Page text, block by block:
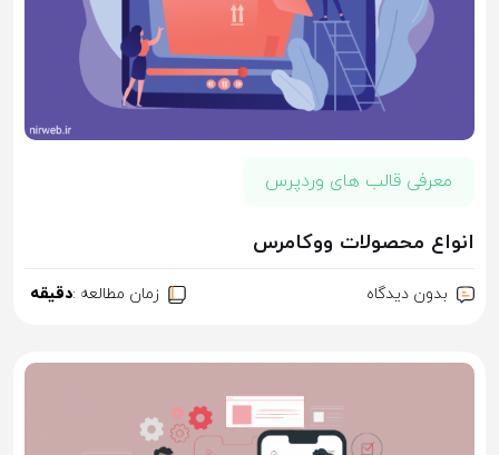
معرفی قالب های وردپرس
انواع محصولات ووکامرس
بدون دیدگاه زمان مطالعه :دقیقه